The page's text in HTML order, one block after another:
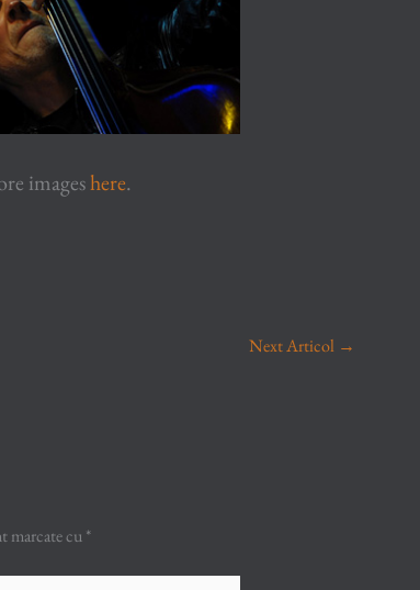
imageshere.
Next Articol →
marcate cu*